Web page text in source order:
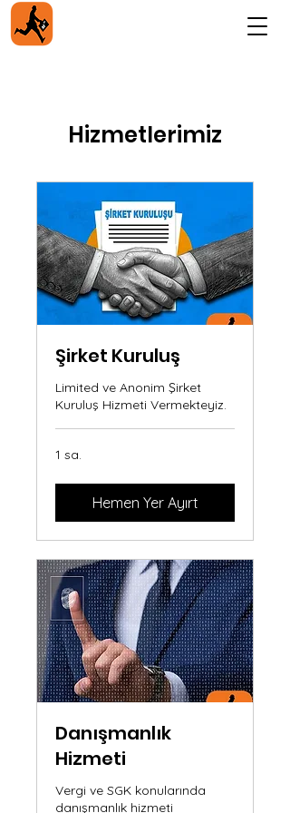
Hizmetlerimiz
Şirket Kuruluş
Limited ve Anonim Şirket
Kuruluş Hizmeti Vermekteyiz.
1 sa.
Hemen Yer Ayırt
Danışmanlık
Hizmeti
Vergi ve SGK konularında
danışmanlık hizmeti